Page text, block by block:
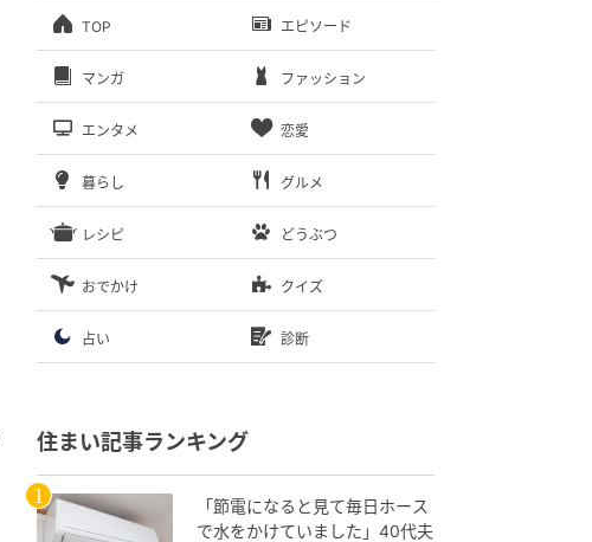
TOP エピソード
マンガ ファッション
エンタメ 恋愛
暮らし グルメ
レシピ どうぶつ
おでかけ クイズ
占い 診断
住まい記事ランキング
「節電になると見て毎日ホース
で水をかけていました」40代夫